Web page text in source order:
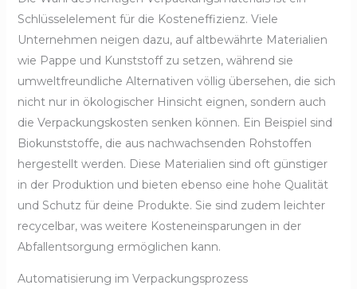
Schlüsselelement für die Kosteneffizienz. Viele
Unternehmen neigen dazu, auf altbewährte Materialien
wie Pappe und Kunststoff zu setzen, während sie
umweltfreundliche Alternativen völlig übersehen, die sich
nicht nur in ökologischer Hinsicht eignen, sondern auch
die Verpackungskosten senken können. Ein Beispiel sind
Biokunststoffe, die aus nachwachsenden Rohstoffen
hergestellt werden. Diese Materialien sind oft günstiger
in der Produktion und bieten ebenso eine hohe Qualität
und Schutz für deine Produkte. Sie sind zudem leichter
recycelbar, was weitere Kosteneinsparungen in der
Abfallentsorgung ermöglichen kann.
Automatisierung im Verpackungsprozess